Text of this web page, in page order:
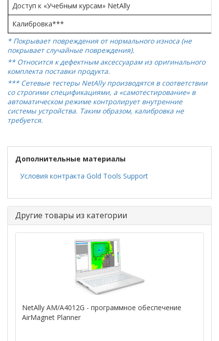
Доступ к «Учебным курсам» NetAlly
Калибровка***
* Покрывает повреждения от нормального износа (не
покрывает случайные повреждения).
** Относится к дефектным аксессуарам из оригинального
комплекта поставки продукта.
*** Сетевые тестеры NetAlly производятся в соответствии
со строгими спецификациями, а «самотестирование» в
автоматическом режиме контролирует внутренние
системы устройства. Таким образом, калибровка не
требуется.
Дополнительные материалы
Условия контракта Gold Tools Support
Другие товары из категории
NetAlly AM/A4012G - программное обеспечение
AirMagnet Planner